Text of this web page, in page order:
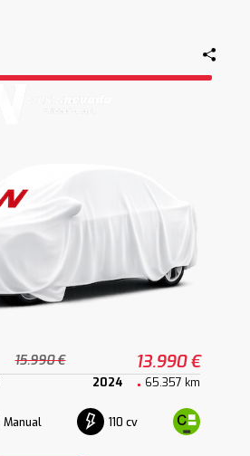
15.990 € 13.990 €
2024 65.357 km
Manual 110 cv